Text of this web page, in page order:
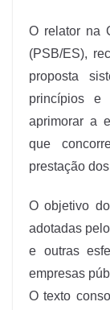
O relator na
(PSB/ES),
proposta
princípios e
aprimorar a
que
prestação
O objetivo
adotadas
e outras
empresas
O texto